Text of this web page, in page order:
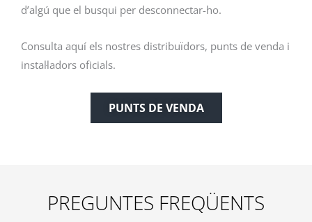
d’algú que el busqui per desconnectar-ho.
Consulta aquí els nostres distribuïdors, punts de venda i
instal·ladors oficials.
PUNTS DE VENDA
PREGUNTES FREQÜENTS